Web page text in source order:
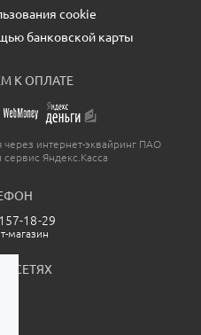
cookie
банковской карты
К ОПЛАТЕ
интернет-эквайринг ПАО
сервис Яндекс.Касса
18-29
магазин